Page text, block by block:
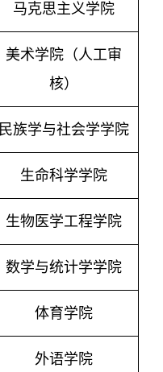
马克思主义学院
美术学院（人工审
核）
民族学与社会学学院
生命科学学院
生物医学工程学院
数学与统计学学院
体育学院
外语学院